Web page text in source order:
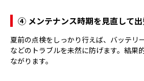
④ メンテナンス時期を見直して
夏前の点検をしっかり行えば、バッテリ
などのトラブルを未然に防げます。結果
ながります。